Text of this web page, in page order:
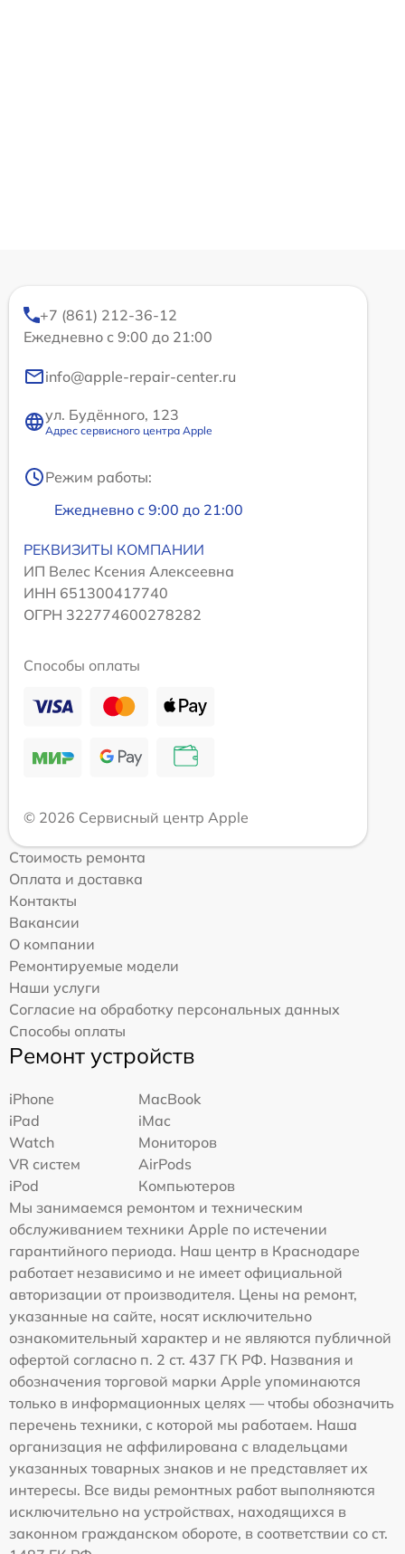
+7 (861) 212-36-12
Ежедневно с 9:00 до 21:00
info@apple-repair-center.ru
ул. Будённого, 123
Адрес сервисного центра Apple
Режим работы:
Ежедневно с 9:00 до 21:00
РЕКВИЗИТЫ КОМПАНИИ
ИП Велес Ксения Алексеевна
ИНН 651300417740
ОГРН 322774600278282
Способы оплаты
© 2026 Сервисный центр Apple
Стоимость ремонта
Оплата и доставка
Контакты
Вакансии
О компании
Ремонтируемые модели
Наши услуги
Согласие на обработку персональных данных
Способы оплаты
Ремонт устройств
iPhone
MacBook
iPad
iMac
Watch
Мониторов
VR систем
AirPods
iPod
Компьютеров
Мы занимаемся ремонтом и техническим
обслуживанием техники Apple по истечении
гарантийного периода. Наш центр в Краснодаре
работает независимо и не имеет официальной
авторизации от производителя. Цены на ремонт,
указанные на сайте, носят исключительно
ознакомительный характер и не являются публичной
офертой согласно п. 2 ст. 437 ГК РФ. Названия и
обозначения торговой марки Apple упоминаются
только в информационных целях — чтобы обозначить
перечень техники, с которой мы работаем. Наша
организация не аффилирована с владельцами
указанных товарных знаков и не представляет их
интересы. Все виды ремонтных работ выполняются
исключительно на устройствах, находящихся в
законном гражданском обороте, в соответствии со ст.